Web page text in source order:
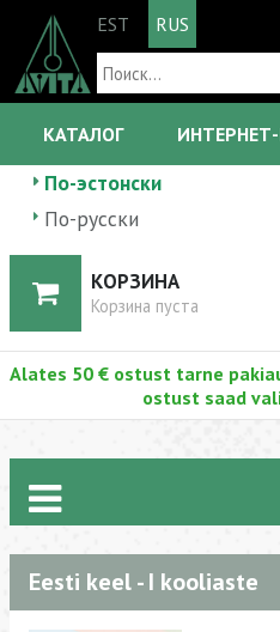
EST RUS
КАТАЛОГ
По-эстонски
По-русски
КОРЗИНА
Корзина пуста
Alates 50 € ostust tarne
ostust saad
Eesti keel - I kooliaste